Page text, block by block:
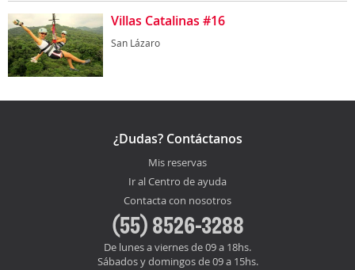
Villas Catalinas #16
San Lázaro
¿Dudas? Contáctanos
Mis reservas
Ir al Centro de ayuda
Contacta con nosotros
(55) 8526-3288
De lunes a viernes de 09 a 18hs.
Sábados y domingos de 09 a 15hs.